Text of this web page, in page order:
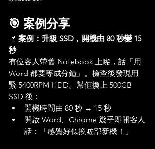
🎯 案例分享
📌 案例：升級 SSD，開機由 80 秒變 15
秒
有位客人帶舊 Notebook 上嚟，話「用
Word 都要等成分鐘」。檢查後發現用
緊 5400RPM HDD。幫佢換上 500GB
SSD 後：
開機時間由 80 秒 → 15 秒
開啟 Word、Chrome 幾乎即開客人
話：「感覺好似換咗部新機！」